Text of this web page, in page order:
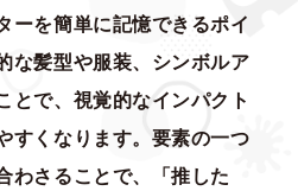
ーを簡単に記憶できるポイ
な髪型や服装、シンボルア
とで、視覚的なインパクト
すくなります。要素の一つ
わさることで、「推した